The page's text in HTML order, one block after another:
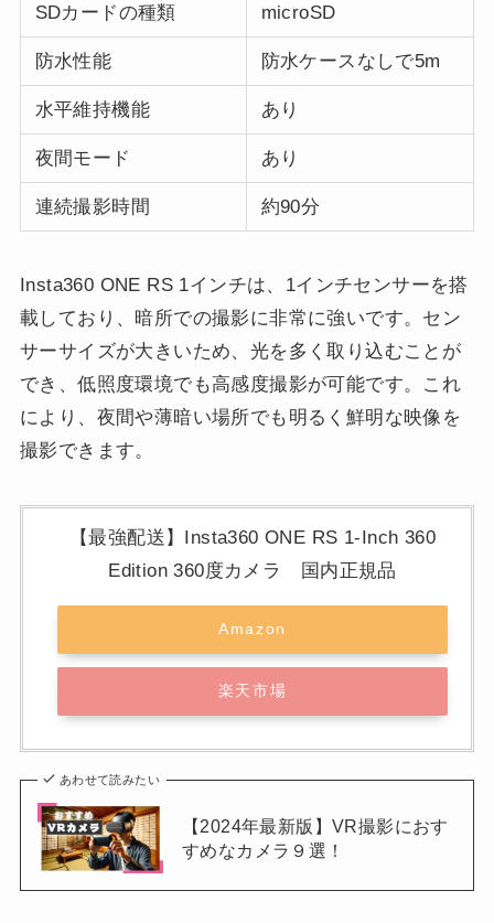
SDカードの種類 microSD
防水性能 防水ケースなしで5m
水平維持機能 あり
夜間モード あり
連続撮影時間 約90分
Insta360 ONE RS 1インチは、1インチセンサーを搭
載しており、暗所での撮影に非常に強いです。セン
サーサイズが大きいため、光を多く取り込むことが
でき、低照度環境でも高感度撮影が可能です。これ
により、夜間や薄暗い場所でも明るく鮮明な映像を
撮影できます。
【最強配送】Insta360 ONE RS 1-Inch 360
Edition 360度カメラ 国内正規品
Amazon
楽天市場
あわせて読みたい
【2024年最新版】VR撮影におす
すめなカメラ９選！